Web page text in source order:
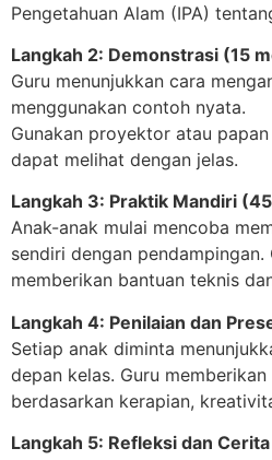
Pengetahuan Alam (IPA)
Langkah 2: Demonstrasi (15
Guru menunjukkan cara
menggunakan contoh nyata.
Gunakan proyektor atau
dapat melihat dengan jelas.
Langkah 3: Praktik Mandiri
Anak-anak mulai mencoba
sendiri dengan
memberikan bantuan teknis
Langkah 4: Penilaian dan
Setiap anak diminta
depan kelas. Guru
berdasarkan kerapian,
Langkah 5: Refleksi dan